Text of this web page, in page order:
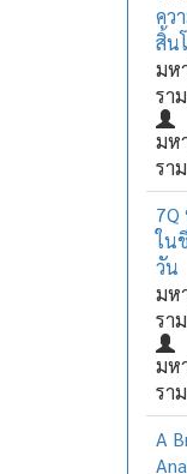
คว
สิ้น
มห
รา
มห
รา
7Q
ใน
วัน
มห
รา
มห
รา
A